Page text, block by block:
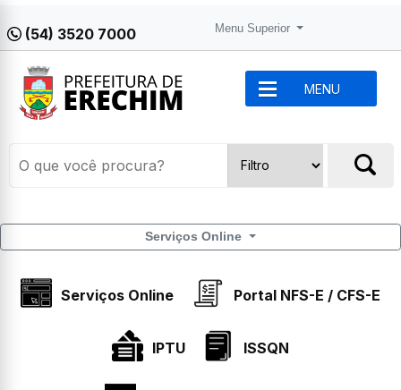
(54) 3520 7000 Menu Superior
MENU
Serviços Online
Serviços Online Portal NFS-E / CFS-E
IPTU ISSQN